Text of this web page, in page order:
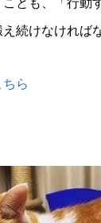
ことも、「行動
え続けなければ
ちら